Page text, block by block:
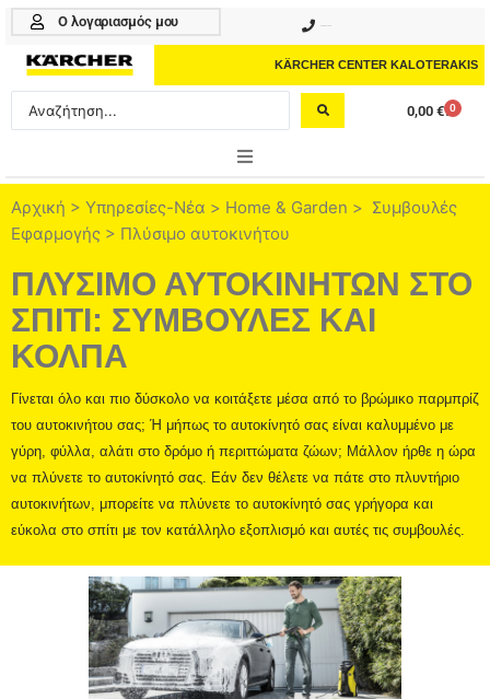
Μετάβαση
περιεχόμενο
Ο λογαριασμός μου
KÄRCHER CENTER KALOTERAKIS
Search
...
0,00 € 0
Cart
ONLINE SHOP
HOME & GARDEN
PROFESSIONAL
ΑΞΕΣΟΥΑΡ
ΥΠΗΡΕΣΙΕΣ-ΝΕΑ-ΛΥΣΕΙΣ
Αρχική > Υπηρεσίες-Νέα > Home & Garden > Συμβουλές
Εφαρμογής > Πλύσιμο αυτοκινήτου
ΠΛΥΣΙΜΟ ΑΥΤΟΚΙΝΗΤΩΝ ΣΤΟ
ΣΠΙΤΙ: ΣΥΜΒΟΥΛΕΣ ΚΑΙ
ΚΟΛΠΑ
Γίνεται όλο και πιο δύσκολο να κοιτάξετε μέσα από το βρώμικο παρμπρίζ
του αυτοκινήτου σας; Ή μήπως το αυτοκίνητό σας είναι καλυμμένο με
γύρη, φύλλα, αλάτι στο δρόμο ή περιττώματα ζώων; Μάλλον ήρθε η ώρα
να πλύνετε το αυτοκίνητό σας. Εάν δεν θέλετε να πάτε στο πλυντήριο
αυτοκινήτων, μπορείτε να πλύνετε το αυτοκίνητό σας γρήγορα και
εύκολα στο σπίτι με τον κατάλληλο εξοπλισμό και αυτές τις συμβουλές.